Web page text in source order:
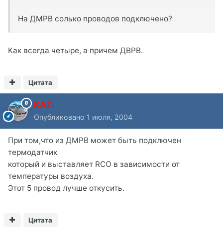
На ДМРВ солько проводов подключено?
Как всегда четыре, а причем ДВРВ.
Цитата
KAZi
Опубликовано 1 июля, 2004
При том,что из ДМРВ может быть подключен
термодатчик
который и выставляет RCO в зависимости от
температуры воздуха.
Этот 5 провод лучше откусить.
Цитата